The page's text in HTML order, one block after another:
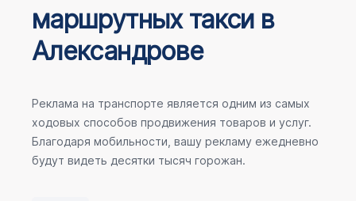
маршрутных такси в
Александрове
Реклама на транспорте является одним из самых
ходовых способов продвижения товаров и услуг.
Благодаря мобильности, вашу рекламу ежедневно
будут видеть десятки тысяч горожан.